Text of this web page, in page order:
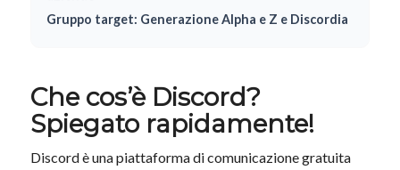
Gruppo target: Generazione Alpha e Z e Discordia
Che cos’è Discord?
Spiegato rapidamente!
Discord è una piattaforma di comunicazione gratuita